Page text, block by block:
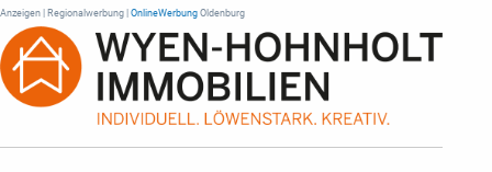
Anzeigen | Regionalwerbung | OnlineWerbung Oldenburg